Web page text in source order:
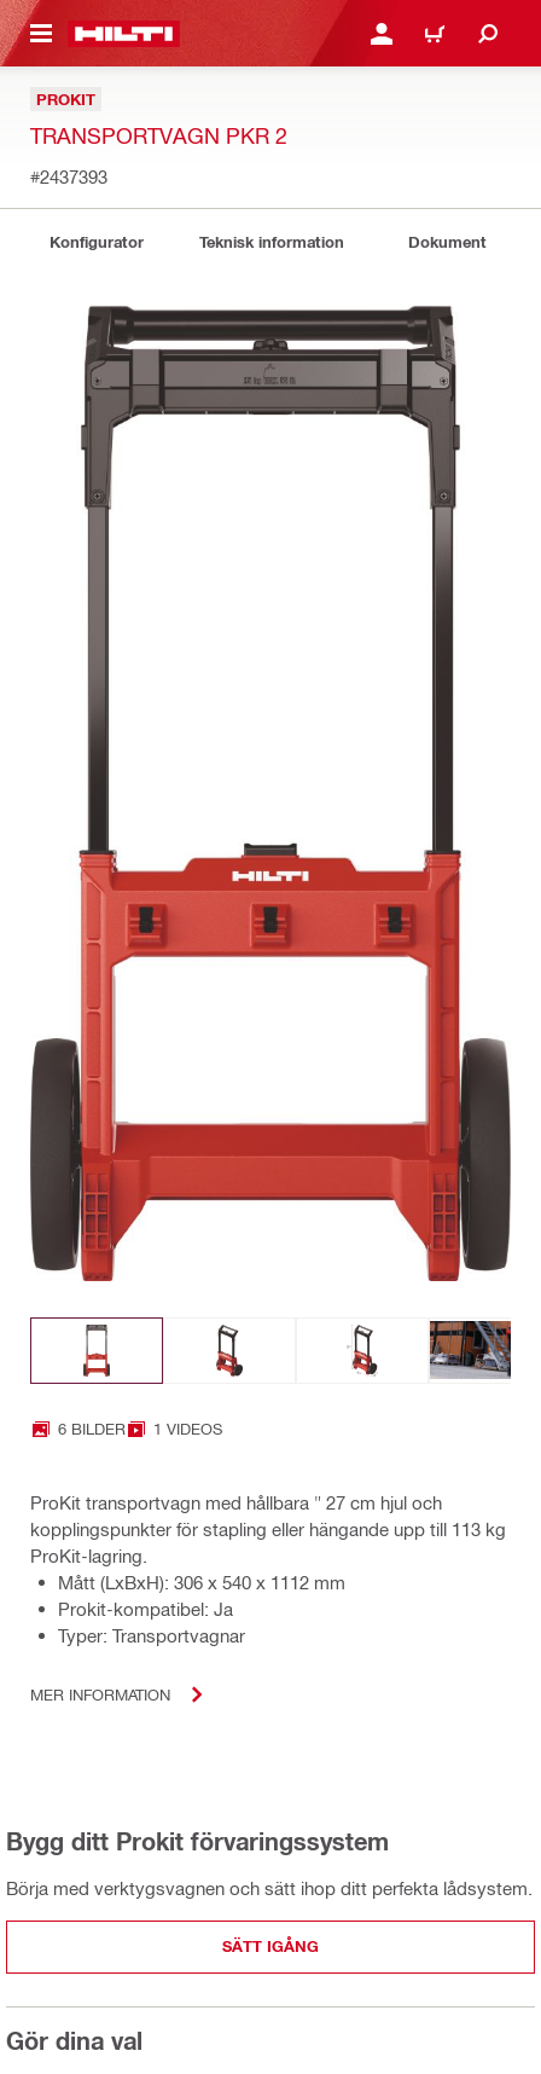
GÅ TILL HUVUDSIDAN LOGGA IN ELLER
VARUKORG
PROKIT
TRANSPORTVAGN PKR 2
#2437393
Konfigurator Teknisk information Dokument
6 BILDER 1 VIDEOS
ProKit transportvagn med hållbara " 27 cm hjul och
kopplingspunkter för stapling eller hängande upp till 113 kg
ProKit-lagring.
Mått (LxBxH): 306 x 540 x 1112 mm
Prokit-kompatibel: Ja
Typer: Transportvagnar
MER INFORMATION
Bygg ditt Prokit förvaringssystem
Börja med verktygsvagnen och sätt ihop ditt perfekta lådsystem.
SÄTT IGÅNG
Gör dina val